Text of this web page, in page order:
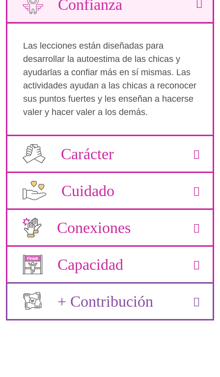
Confianza
Las lecciones están diseñadas para
desarrollar la autoestima de las chicas y
ayudarlas a confiar más en sí mismas. Las
actividades ayudan a las chicas a reconocer
sus puntos fuertes y les enseñan a hacerse
valer y hacer valer a los demás.
Carácter
Cuidado
Conexiones
Capacidad
+ Contribución